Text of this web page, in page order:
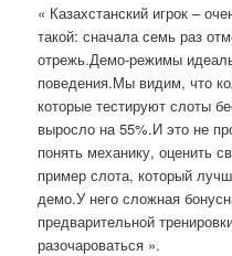
« Казахстанский игрок –
такой: сначала семь раз
отрежь.Демо-режимы
поведения.Мы видим, что
которые тестируют слоты
выросло на 55%.И это не
понять механику, оценить
пример слота, который
демо.У него сложная
предварительной
разочароваться ».